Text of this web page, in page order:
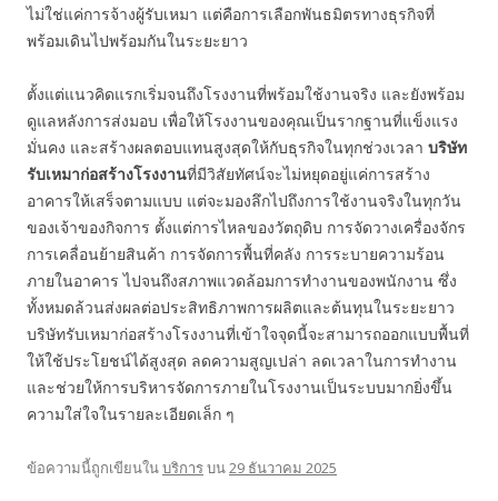
ไม่ใช่แค่การจ้างผู้รับเหมา แต่คือการเลือกพันธมิตรทางธุรกิจที่
พร้อมเดินไปพร้อมกันในระยะยาว
ตั้งแต่แนวคิดแรกเริ่มจนถึงโรงงานที่พร้อมใช้งานจริง และยังพร้อม
ดูแลหลังการส่งมอบ เพื่อให้โรงงานของคุณเป็นรากฐานที่แข็งแรง
มั่นคง และสร้างผลตอบแทนสูงสุดให้กับธุรกิจในทุกช่วงเวลา บริษัท
รับเหมาก่อสร้างโรงงานที่มีวิสัยทัศน์จะไม่หยุดอยู่แค่การสร้าง
อาคารให้เสร็จตามแบบ แต่จะมองลึกไปถึงการใช้งานจริงในทุกวัน
ของเจ้าของกิจการ ตั้งแต่การไหลของวัตถุดิบ การจัดวางเครื่องจักร
การเคลื่อนย้ายสินค้า การจัดการพื้นที่คลัง การระบายความร้อน
ภายในอาคาร ไปจนถึงสภาพแวดล้อมการทำงานของพนักงาน ซึ่ง
ทั้งหมดล้วนส่งผลต่อประสิทธิภาพการผลิตและต้นทุนในระยะยาว
บริษัทรับเหมาก่อสร้างโรงงานที่เข้าใจจุดนี้จะสามารถออกแบบพื้นที่
ให้ใช้ประโยชน์ได้สูงสุด ลดความสูญเปล่า ลดเวลาในการทำงาน
และช่วยให้การบริหารจัดการภายในโรงงานเป็นระบบมากยิ่งขึ้น
ความใส่ใจในรายละเอียดเล็ก ๆ
ข้อความนี้ถูกเขียนในบริการบน29 ธันวาคม 2025